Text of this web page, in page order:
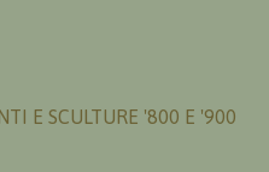
E SCULTURE '800 E '900